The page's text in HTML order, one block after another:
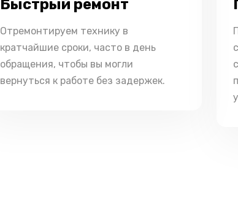
Быстрый ремонт
Отремонтируем технику в
кратчайшие сроки, часто в день
обращения, чтобы вы могли
вернуться к работе без задержек.